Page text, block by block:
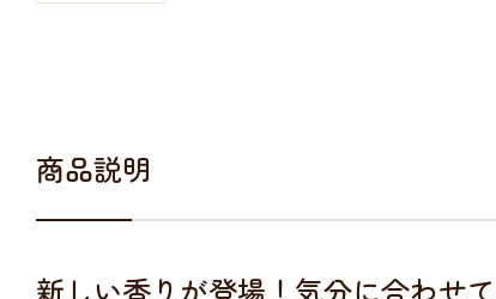
商品説明
新しい香りが登場！気分に合わせ